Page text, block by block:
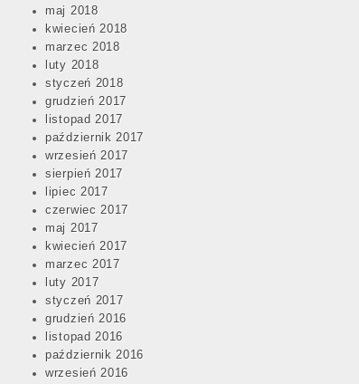
maj 2018
kwiecień 2018
marzec 2018
luty 2018
styczeń 2018
grudzień 2017
listopad 2017
październik 2017
wrzesień 2017
sierpień 2017
lipiec 2017
czerwiec 2017
maj 2017
kwiecień 2017
marzec 2017
luty 2017
styczeń 2017
grudzień 2016
listopad 2016
październik 2016
wrzesień 2016